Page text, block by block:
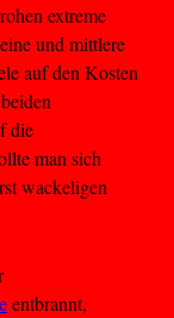
extreme
und mittlere
auf den Kosten
die
man sich
wackeligen
entbrannt,